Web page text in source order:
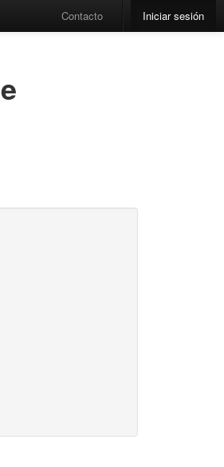
Contacto Iniciar sesión